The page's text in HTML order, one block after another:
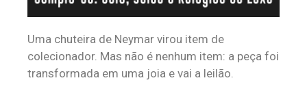
Uma chuteira de Neymar virou item de
colecionador. Mas não é nenhum item: a peça foi
transformada em uma joia e vai a leilão.